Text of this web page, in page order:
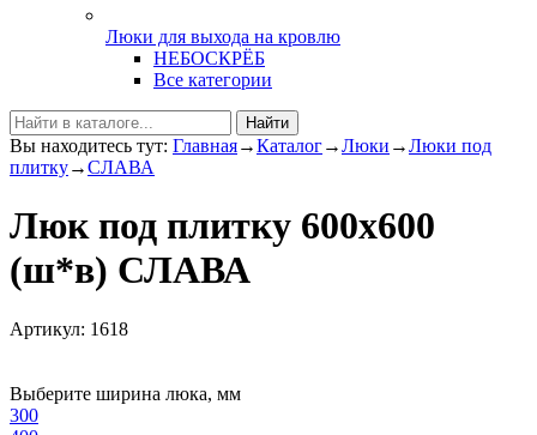
Люки для выхода на кровлю
НЕБОСКРЁБ
Все категории
Найти
Вы находитесь тут: Главная→Каталог→Люки →Люки под
плитку→СЛАВА
Люк под плитку 600х600
(ш*в) СЛАВА
Артикул: 1618
Выберите ширина люка, мм
300